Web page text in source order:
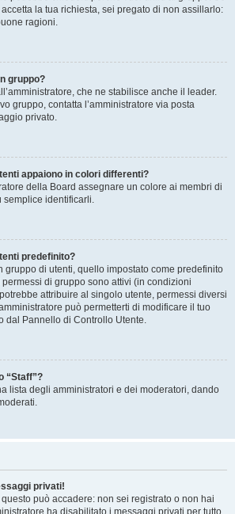
la tua richiesta, sei pregato di non assillarlo:
ragioni.
gruppo?
che ne stabilisce anche il leader.
gruppo, contatta l’amministratore via posta
privato.
appaiono in colori differenti?
della Board assegnare un colore ai membri di
semplice identificarli.
predefinito?
gruppo di utenti, quello impostato come predefinito
di gruppo sono attivi (in condizioni
attribuire al singolo utente, permessi diversi
può permetterti di modificare il tuo
dal Pannello di Controllo Utente.
“Staff”?
lista degli amministratori e dei moderatori, dando
privati!
può accadere: non sei registrato o non hai
ha disabilitato i messaggi privati per tutto